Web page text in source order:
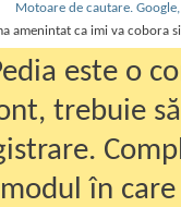
Motoare de cautare.
amenintat ca imi va cobora
este o
trebuie
în